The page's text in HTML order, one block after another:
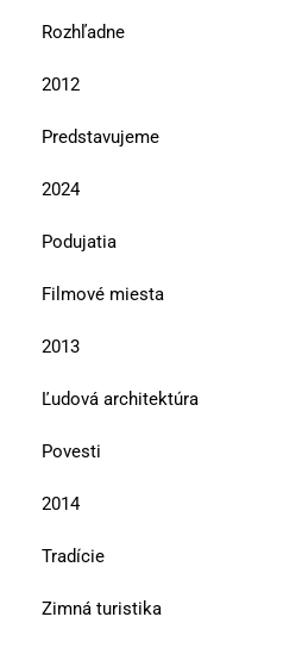
Rozhľadne
2012
Predstavujeme
2024
Podujatia
Filmové miesta
2013
Ľudová architektúra
Povesti
2014
Tradície
Zimná turistika